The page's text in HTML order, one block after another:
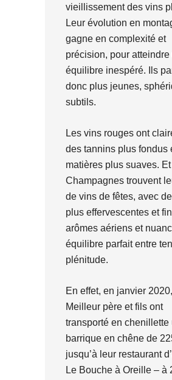
vieillissement des vins
Leur évolution en
gagne en complexité et
précision, pour atteindre
équilibre inespéré. Ils
donc plus jeunes,
subtils.
Les vins rouges ont
des tannins plus fondus
matières plus suaves.
Champagnes trouvent
de vins de fêtes, avec
plus effervescentes et
arômes aériens et
équilibre parfait entre
plénitude.
En effet, en janvier
Meilleur père et fils ont
transporté en chenillette
barrique en chêne de
jusqu’à leur restaurant
Le Bouche à Oreille – à